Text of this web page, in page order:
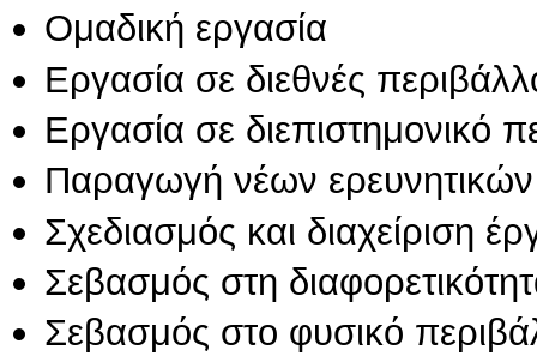
Ομαδική εργασία
Εργασία σε διεθνές
Εργασία σε διεπιστημονικό
Παραγωγή νέων
Σχεδιασμός και διαχείριση
Σεβασμός στη
Σεβασμός στο φυσικό